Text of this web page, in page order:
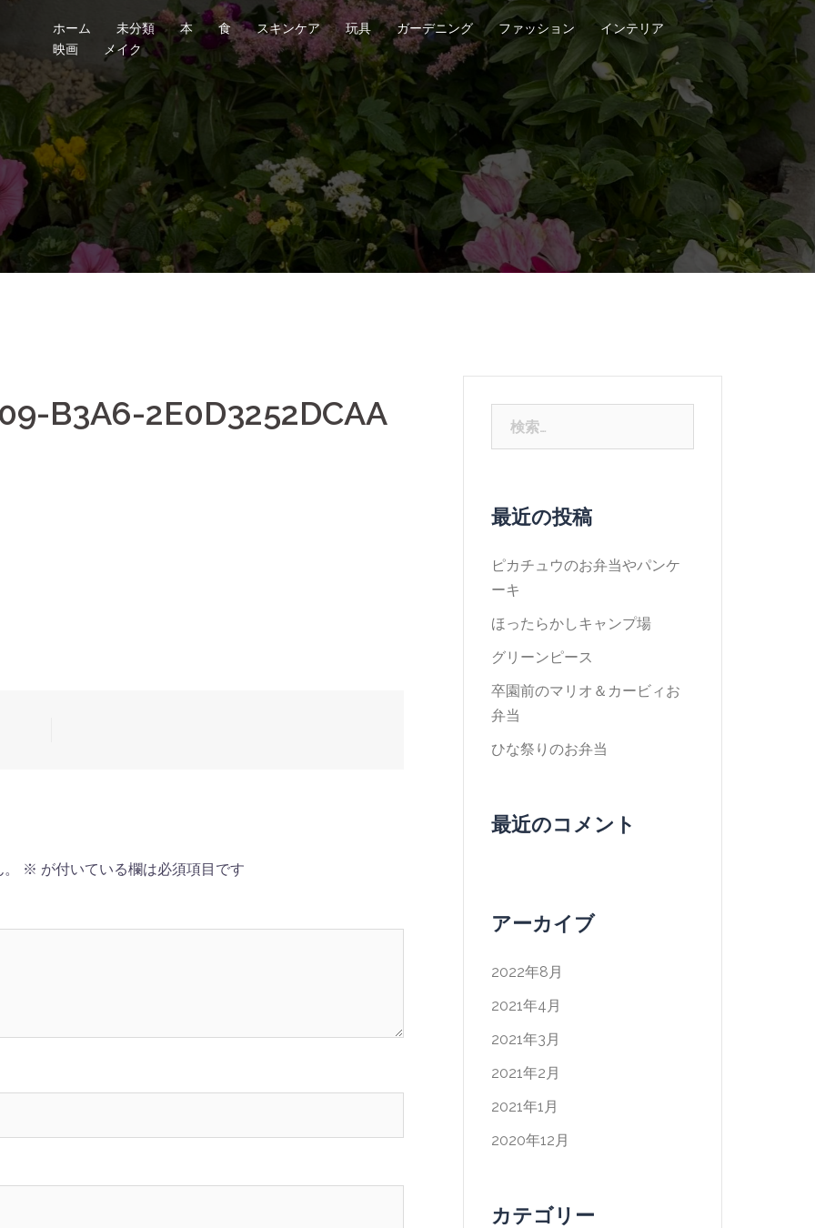
ホーム 未分類 本 食 スキンケア 玩具 ガーデニング ファッション
インテリア
映画
メイク
B3A6-2E0D3252DCAA
※ が付いている欄は必須項目です
最近の投稿
ピカチュウのお弁当やパンケ
ーキ
ほったらかしキャンプ場
グリーンピース
卒園前のマリオ＆カービィお
弁当
ひな祭りのお弁当
最近のコメント
アーカイブ
2022年8月
2021年4月
2021年3月
2021年2月
2021年1月
2020年12月
カテゴリー